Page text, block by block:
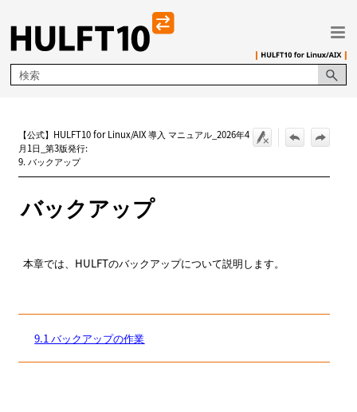
メイン コンテンツにスキップ
【公式】HULFT10 for Linux/AIX 導入 マニュアル_2026年4
月1日_第3版発行:
9. バックアップ
バックアップ
本章では、HULFTのバックアップについて説明します。
9.1 バックアップの作業